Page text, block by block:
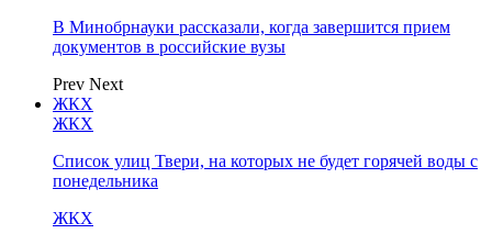
В Минобрнауки рассказали, когда завершится прием
документов в российские вузы
Prev Next
ЖКХ
ЖКХ
Список улиц Твери, на которых не будет горячей воды с
понедельника
ЖКХ